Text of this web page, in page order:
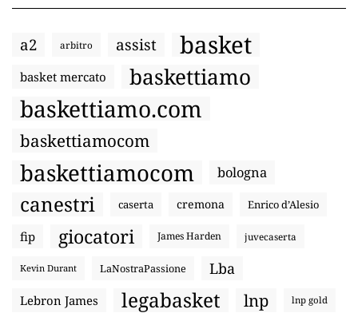
a2 arbitro assist basket
basket mercato baskettiamo
baskettiamo.com
baskettiamocom
baskettiamocom bologna
canestri caserta cremona Enrico d’Alesio
fip giocatori James Harden juvecaserta
Kevin Durant LaNostraPassione Lba
Lebron James legabasket lnp lnp gold